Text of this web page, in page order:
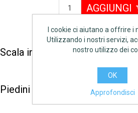
AGGIUNGI
Scala in alluminio
Piedini antiscivolo in pvc
I cookie ci aiutano a offrire i
Utilizzando i nostri servizi,
nostro utilizzo dei
OK
Approfondisci